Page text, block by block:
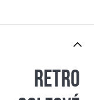
Retro